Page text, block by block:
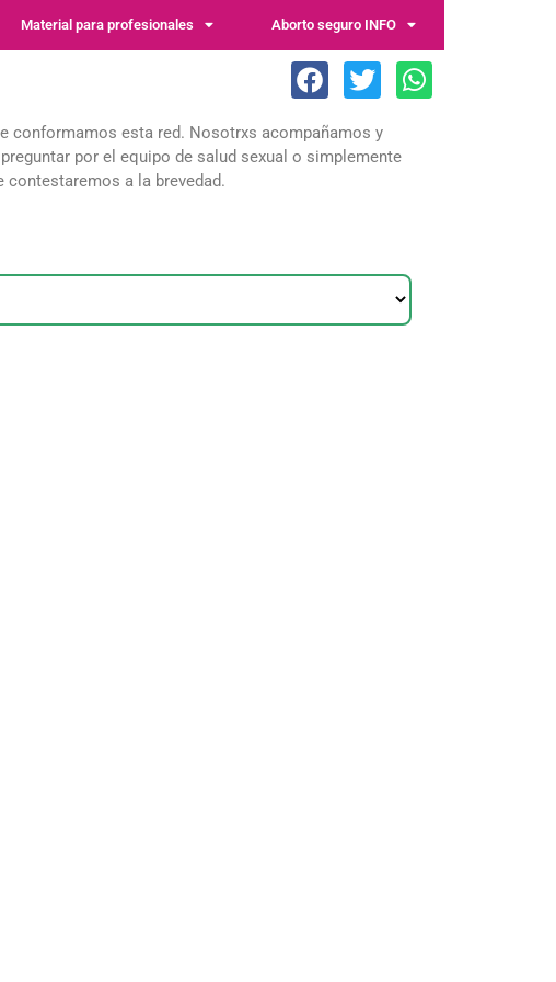
Material para profesionales Aborto seguro INFO
conformamos esta red. Nosotrxs acompañamos y
por el equipo de salud sexual o simplemente
a la brevedad.